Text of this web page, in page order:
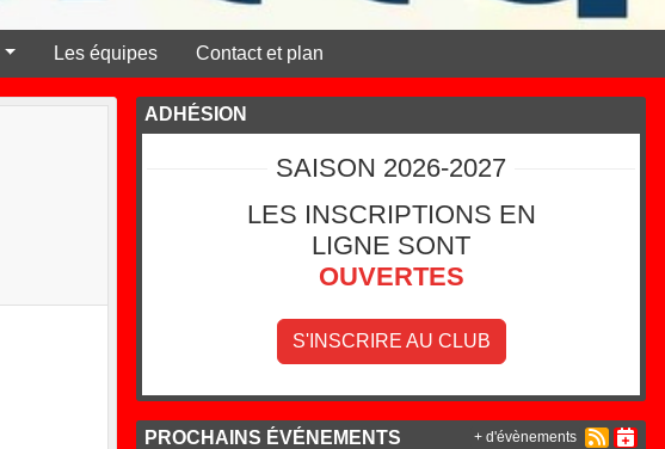
Les équipes Contact et plan
ADHÉSION
SAISON 2026-2027
LES INSCRIPTIONS EN
LIGNE SONT
OUVERTES
S'INSCRIRE AU CLUB
PROCHAINS ÉVÉNEMENTS + d'évènements